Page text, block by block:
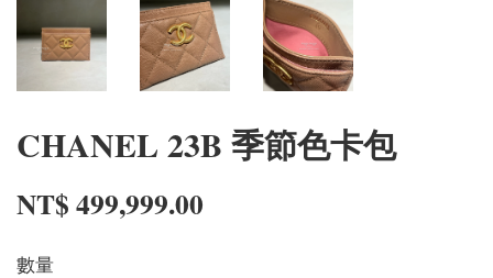
CHANEL 23B 季節色卡包
NT$ 499,999.00
數量